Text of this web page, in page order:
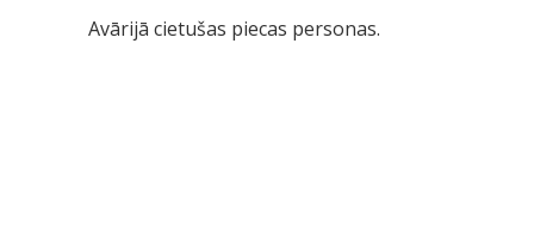
Avārijā cietušas piecas personas.